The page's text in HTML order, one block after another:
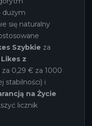
dużym
się naturalny
Szybkie za
z
za 0,29 € za 1000
stabilności) i
na Życie
licznik